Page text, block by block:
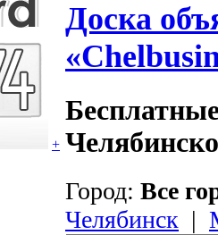
+
Доска
Город: Все
Челябинск |